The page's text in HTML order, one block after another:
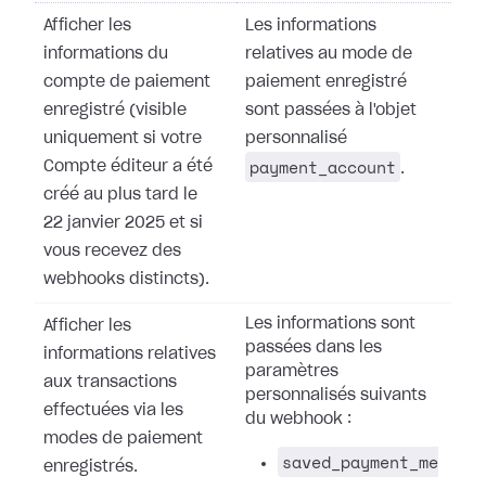
Afficher les
informations du
compte de paiement
enregistré (visible
uniquement si votre
Compte éditeur a été
créé au plus tard le
22 janvier 2025 et si
vous recevez des
webhooks distincts).
Les informations
relatives au mode de
paiement enregistré
sont passées à l'objet
personnalisé
payment_account .
Afficher les
informations relatives
aux transactions
effectuées via les
modes de paiement
enregistrés.
Les informations sont
passées dans les
paramètres
personnalisés suivants
du webhook :
saved_payment_me